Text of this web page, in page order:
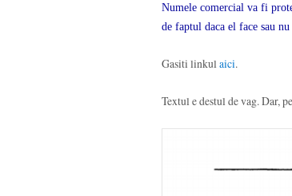
Numele comercial va fi
de faptul daca el face sau
Gasiti linkulaici.
Textul e destul de vag. Dar,